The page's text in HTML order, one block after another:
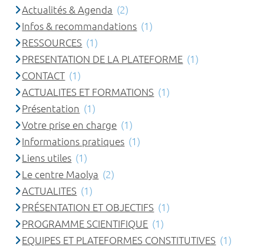
Actualités & Agenda (2)
Infos & recommandations (1)
RESSOURCES (1)
PRESENTATION DE LA PLATEFORME (1)
CONTACT (1)
ACTUALITES ET FORMATIONS (1)
Présentation (1)
Votre prise en charge (1)
Informations pratiques (1)
Liens utiles (1)
Le centre Maolya (2)
ACTUALITES (1)
PRÉSENTATION ET OBJECTIFS (1)
PROGRAMME SCIENTIFIQUE (1)
EQUIPES ET PLATEFORMES CONSTITUTIVES (1)